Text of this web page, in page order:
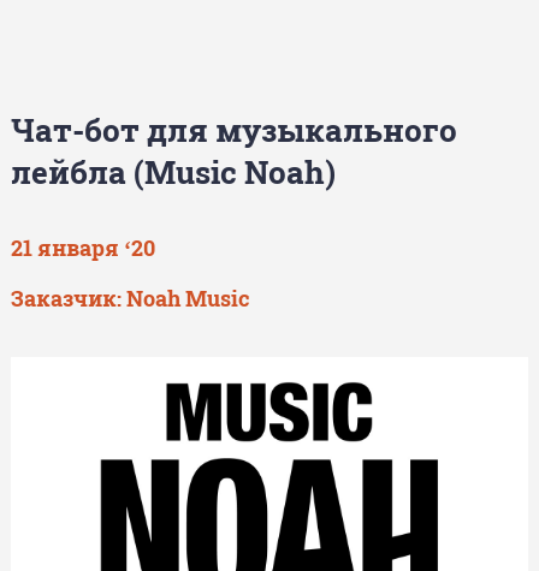
Чат-бот для музыкального
лейбла (Music Noah)
21 января ‘20
Заказчик:Noah Music